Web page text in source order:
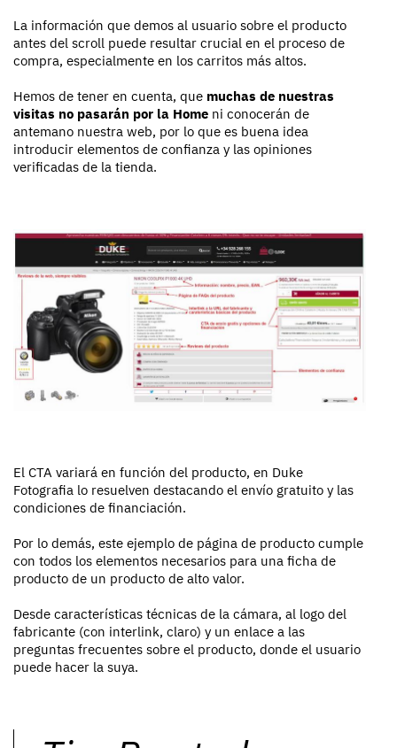
La información que demos al usuario sobre el producto
antes del scroll puede resultar crucial en el proceso de
compra, especialmente en los carritos más altos.
Hemos de tener en cuenta, que muchas de nuestras
visitas no pasarán por la Home ni conocerán de
antemano nuestra web, por lo que es buena idea
introducir elementos de confianza y las opiniones
verificadas de la tienda.
El CTA variará en función del producto, en Duke
Fotografia lo resuelven destacando el envío gratuito y las
condiciones de financiación.
Por lo demás, este ejemplo de página de producto cumple
con todos los elementos necesarios para una ficha de
producto de un producto de alto valor.
Desde características técnicas de la cámara, al logo del
fabricante (con interlink, claro) y un enlace a las
preguntas frecuentes sobre el producto, donde el usuario
puede hacer la suya.